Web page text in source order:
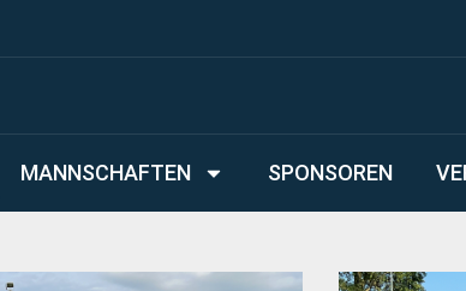
MANNSCHAFTEN SPONSOREN